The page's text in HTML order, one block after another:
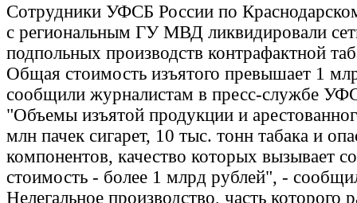
Сотрудники УФСБ России по
с региональным ГУ МВД ликвидировали
подпольных производств контрафактной
Общая стоимость изъятого превышает 1
сообщили журналистам в пресс-службе
"Объемы изъятой продукции и
млн пачек сигарет, 10 тыс. тонн табака и
компонентов, качество которых вызывает
стоимость - более 1 млрд рублей", -
Нелегальное производство, часть которого